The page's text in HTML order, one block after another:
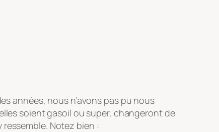
années, nous n’avons pas pu nous
soient gasoil ou super, changeront de
Notez bien :